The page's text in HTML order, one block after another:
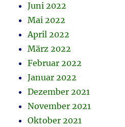
Juni 2022
Mai 2022
April 2022
März 2022
Februar 2022
Januar 2022
Dezember 2021
November 2021
Oktober 2021